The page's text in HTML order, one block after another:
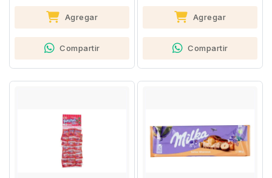
Agregar
Compartir
Agregar
Compartir